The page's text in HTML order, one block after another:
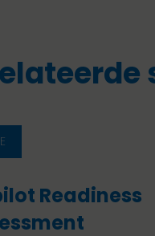
Readiness